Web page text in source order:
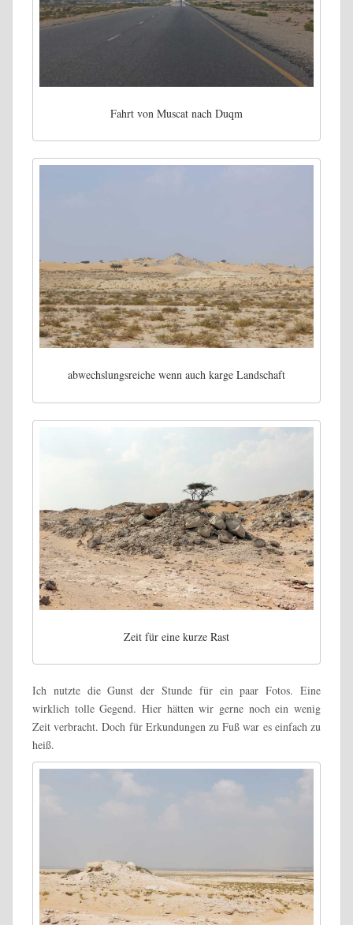
Fahrt von Muscat nach Duqm
abwechslungsreiche wenn auch karge Landschaft
Zeit für eine kurze Rast
Ich nutzte die Gunst der Stunde für ein paar Fotos. Eine
wirklich tolle Gegend. Hier hätten wir gerne noch ein wenig
Zeit verbracht. Doch für Erkundungen zu Fuß war es einfach zu
heiß.